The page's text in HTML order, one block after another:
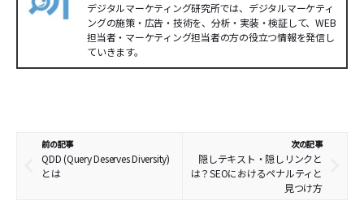
デジタルマーケティング研究所では、デジタルマーケティ
ングの施策・広告・技術を、分析・実装・検証して、WEB
担当者・マーケティング担当者の方の役立つ情報を発信し
ていきます。
前の記事
QDD (Query Deserves Diversity)
とは
次の記事
隠しテキスト・隠しリンクと
は？SEOにおけるペナルティと
見つけ方